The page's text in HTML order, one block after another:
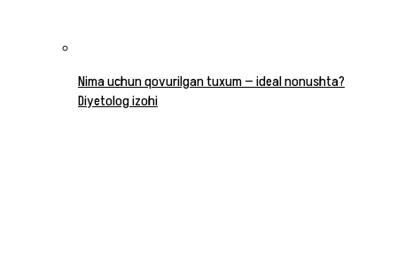
Nima uchun qovurilgan tuxum — ideal nonushta?
Diyetolog izohi